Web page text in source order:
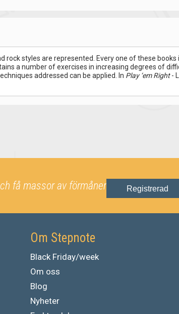
rock styles are represented. Every one of these
a number of exercises in increasing degrees of
addressed can be applied. In Play ‘em Right-
få massor av förmåner Registrerad
Om Stepnote
Black Friday/week
Om oss
Blog
Nyheter